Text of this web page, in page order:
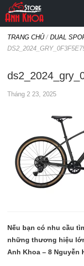
TRANG CHỦ/ DUAL
Tháng 2 23, 2025
Nếu bạn có nhu cầu
những thương hiệu
Anh Khoa – 8 Nguyễn